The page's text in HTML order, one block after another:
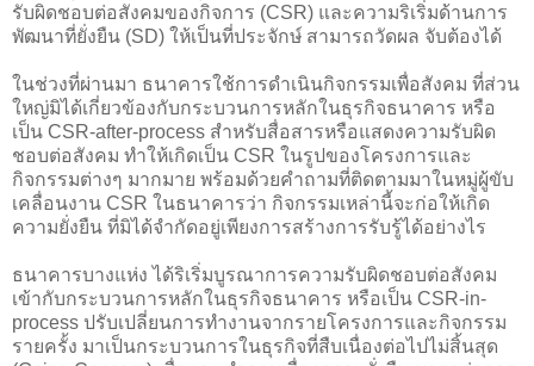
รับผิดชอบต่อสังคมของกิจการ (CSR) และความริเริ่มด้านการ
พัฒนาที่ยั่งยืน (SD) ให้เป็นที่ประจักษ์ สามารถวัดผล จับต้องได้
ในช่วงที่ผ่านมา ธนาคารใช้การดำเนินกิจกรรมเพื่อสังคม ที่ส่วน
ใหญ่มิได้เกี่ยวข้องกับกระบวนการหลักในธุรกิจธนาคาร หรือ
เป็น CSR-after-process สำหรับสื่อสารหรือแสดงความรับผิด
ชอบต่อสังคม ทำให้เกิดเป็น CSR ในรูปของโครงการและ
กิจกรรมต่างๆ มากมาย พร้อมด้วยคำถามที่ติดตามมาในหมู่ผู้ขับ
เคลื่อนงาน CSR ในธนาคารว่า กิจกรรมเหล่านี้จะก่อให้เกิด
ความยั่งยืน ที่มิได้จำกัดอยู่เพียงการสร้างการรับรู้ได้อย่างไร
ธนาคารบางแห่ง ได้ริเริ่มบูรณาการความรับผิดชอบต่อสังคม
เข้ากับกระบวนการหลักในธุรกิจธนาคาร หรือเป็น CSR-in-
process ปรับเปลี่ยนการทำงานจากรายโครงการและกิจกรรม
รายครั้ง มาเป็นกระบวนการในธุรกิจที่สืบเนื่องต่อไปไม่สิ้นสุด